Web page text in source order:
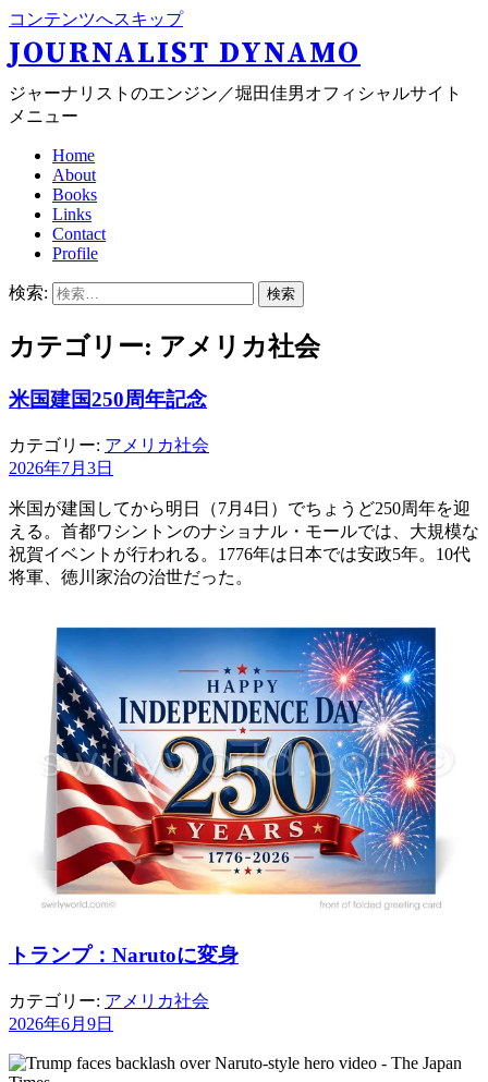
コンテンツへスキップ
JOURNALIST DYNAMO
ジャーナリストのエンジン／堀田佳男オフィシャルサイト
メニュー
Home
About
Books
Links
Contact
Profile
検索:
カテゴリー: アメリカ社会
米国建国250周年記念
カテゴリー: アメリカ社会
2026年7月3日
米国が建国してから明日（7月4日）でちょうど250周年を迎
える。首都ワシントンのナショナル・モールでは、大規模な
祝賀イベントが行われる。1776年は日本では安政5年。10代
将軍、徳川家治の治世だった。
トランプ：Narutoに変身
カテゴリー: アメリカ社会
2026年6月9日